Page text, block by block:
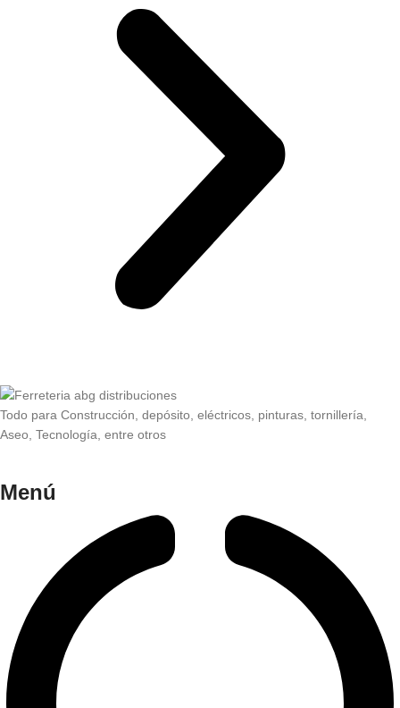
Todo para Construcción, depósito, eléctricos, pinturas, tornillería,
Aseo, Tecnología, entre otros
Menú